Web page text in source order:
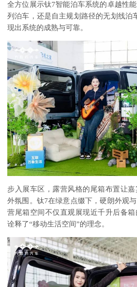
全方位展示钛7智能泊车系统的卓越性
列泊车，还是自主规划路径的无划线泊
现出系统的成熟与可靠。
步入展车区，露营风格的尾箱布置让
外氛围。钛7在绿意点缀下，硬朗外观
营尾箱空间不仅直观展现近千升后备
诠释了“移动生活空间”的理念。